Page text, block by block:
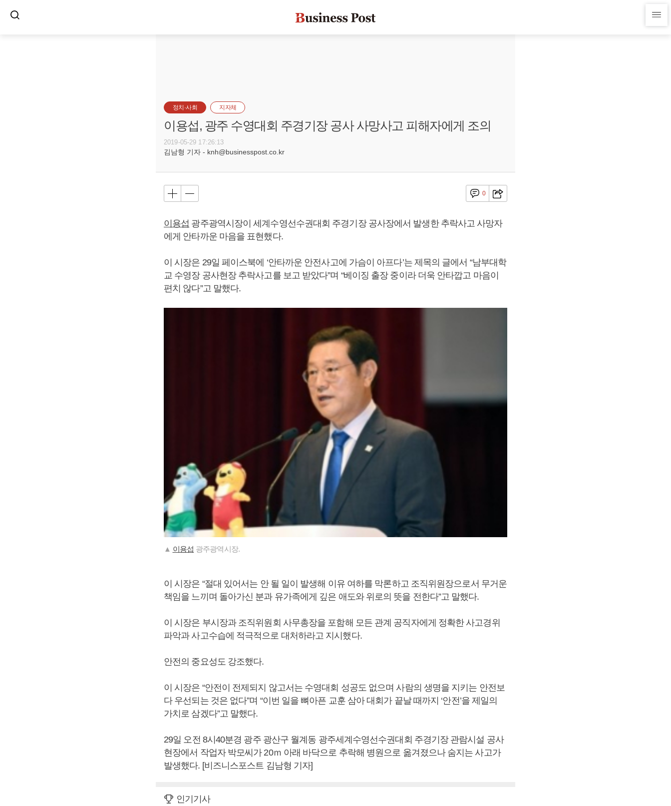
정치·사회 지자체
이용섭, 광주 수영대회 주경기장 공사 사망사고 피해자에게 조의
2019-05-29 17:26:13
김남형 기자 - knh@businesspost.co.kr
0
이용섭 광주광역시장이 세계수영선수권대회 주경기장 공사장에서 발생한 추락사고 사망자
에게 안타까운 마음을 표현했다.
이 시장은 29일 페이스북에 ‘안타까운 안전사고에 가슴이 아프다’는 제목의 글에서 “남부대학
교 수영장 공사현장 추락사고를 보고 받았다”며 “베이징 출장 중이라 더욱 안타깝고 마음이
편치 않다”고 말했다.
▲ 이용섭 광주광역시장.
이 시장은 “절대 있어서는 안 될 일이 발생해 이유 여하를 막론하고 조직위원장으로서 무거운
책임을 느끼며 돌아가신 분과 유가족에게 깊은 애도와 위로의 뜻을 전한다”고 말했다.
이 시장은 부시장과 조직위원회 사무총장을 포함해 모든 관계 공직자에게 정확한 사고경위
파악과 사고수습에 적극적으로 대처하라고 지시했다.
안전의 중요성도 강조했다.
이 시장은 “안전이 전제되지 않고서는 수영대회 성공도 없으며 사람의 생명을 지키는 안전보
다 우선되는 것은 없다”며 “이번 일을 뼈아픈 교훈 삼아 대회가 끝날 때까지 ‘안전’을 제일의
가치로 삼겠다”고 말했다.
29일 오전 8시40분경 광주 광산구 월계동 광주세계수영선수권대회 주경기장 관람시설 공사
현장에서 작업자 박모씨가 20ｍ 아래 바닥으로 추락해 병원으로 옮겨졌으나 숨지는 사고가
발생했다. [비즈니스포스트 김남형 기자]
인기기사